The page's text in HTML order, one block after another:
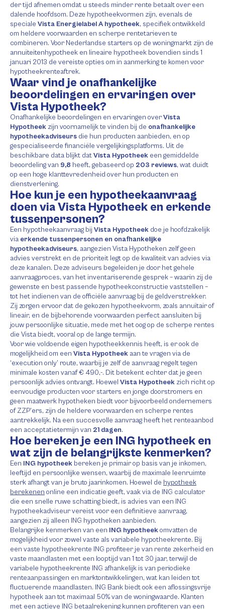
der tijd afnemen omdat u steeds minder rente betaalt over een
dalende hoofdsom. Deze hypotheekvormen zijn, evenals de
speciale Vista Energielabel A hypotheek, specifiek ontwikkeld
om heldere voorwaarden en scherpe rentetarieven te
combineren. Voor Nederlandse starters op de woningmarkt zijn de
annuïteitenhypotheek en lineaire hypotheek bovendien sinds 1
januari 2013 de vereiste opties om in aanmerking te komen voor
hypotheekrenteaftrek.
Waar vind je onafhankelijke
beoordelingen en ervaringen over
Vista Hypotheek?
Onafhankelijke beoordelingen en ervaringen overVista
Hypotheek zijn voornamelijk te vinden bij de onafhankelijke
hypotheekadviseurs die hun producten aanbieden, en op
gespecialiseerde financiële vergelijkingsplatforms. Uit de
beschikbare data blijkt datVista Hypotheek een gemiddelde
beoordeling van 9,8 heeft, gebaseerd op 203 reviews, wat duidt
op een hoge klanttevredenheid over hun producten en
dienstverlening.
Hoe kun je een hypotheekaanvraag
doen via Vista Hypotheek en erkende
tussenpersonen?
Een hypotheekaanvraag bij Vista Hypotheek doe je hoofdzakelijk
via erkende tussenpersonen en onafhankelijke
hypotheekadviseurs, aangezien Vista Hypotheken zelf geen
advies verstrekt en de prioriteit legt op de kwaliteit van advies via
deze kanalen. Deze adviseurs begeleiden je door het gehele
aanvraagproces, van het inventariserende gesprek – waarin zij de
gewenste en best passende hypotheekconstructie vaststellen –
tot het indienen van de officiële aanvraag bij de geldverstrekker.
Zij zorgen ervoor dat de gekozen hypotheekvorm, zoals annuïtair of
lineair, en de bijbehorende voorwaarden perfect aansluiten bij
jouw persoonlijke situatie, mede met het oog op de scherpe rentes
die Vista biedt, vooral op de lange termijn.
Voor wie voldoende eigen hypotheekkennis heeft, is er ook de
mogelijkheid om een Vista Hypotheek aan te vragen via de
‘execution only’ route, waarbij je zelf de aanvraag regelt tegen
minimale kosten vanaf € 490,-. Dit betekent echter dat je geen
persoonlijk advies ontvangt. Hoewel Vista Hypotheek zich richt op
eenvoudige producten voor starters en jonge doorstromers en
geen maatwerk hypotheken biedt voor bijvoorbeeld ondernemers
of ZZP’ers, zijn de heldere voorwaarden en scherpe rentes
aantrekkelijk. Na een succesvolle aanvraag heeft het renteaanbod
een acceptatietermijn van 21 dagen.
Hoe bereken je een ING hypotheek en
wat zijn de belangrijkste kenmerken?
Een ING hypotheek bereken je primair op basis van je inkomen,
leeftijd en persoonlijke wensen, waarbij de maximale leenruimte
sterk afhangt van je bruto jaarinkomen. Hoewel de hypotheek
berekenen online een indicatie geeft, vaak via de ING calculator
die een snelle ruwe schatting biedt, is advies van een ING
hypotheekadviseur vereist voor een definitieve aanvraag,
aangezien zij alleen ING hypotheken aanbieden.
Belangrijke kenmerken van een ING hypotheekomvatten de
mogelijkheid voor zowel vaste als variabele hypotheekrente. Bij
een vaste hypotheekrente ING profiteer je van rente zekerheid en
vaste maandlasten met een looptijd van 1 tot 30 jaar, terwijl de
variabele hypotheekrente ING afhankelijk is van periodieke
renteaanpassingen en marktontwikkelingen, wat kan leiden tot
fluctuerende maandlasten. ING Bank biedt ook een aflossingsvrije
hypotheek aan tot maximaal 50% van de woningwaarde. Klanten
met een actieve ING betaalrekening kunnen profiteren van een